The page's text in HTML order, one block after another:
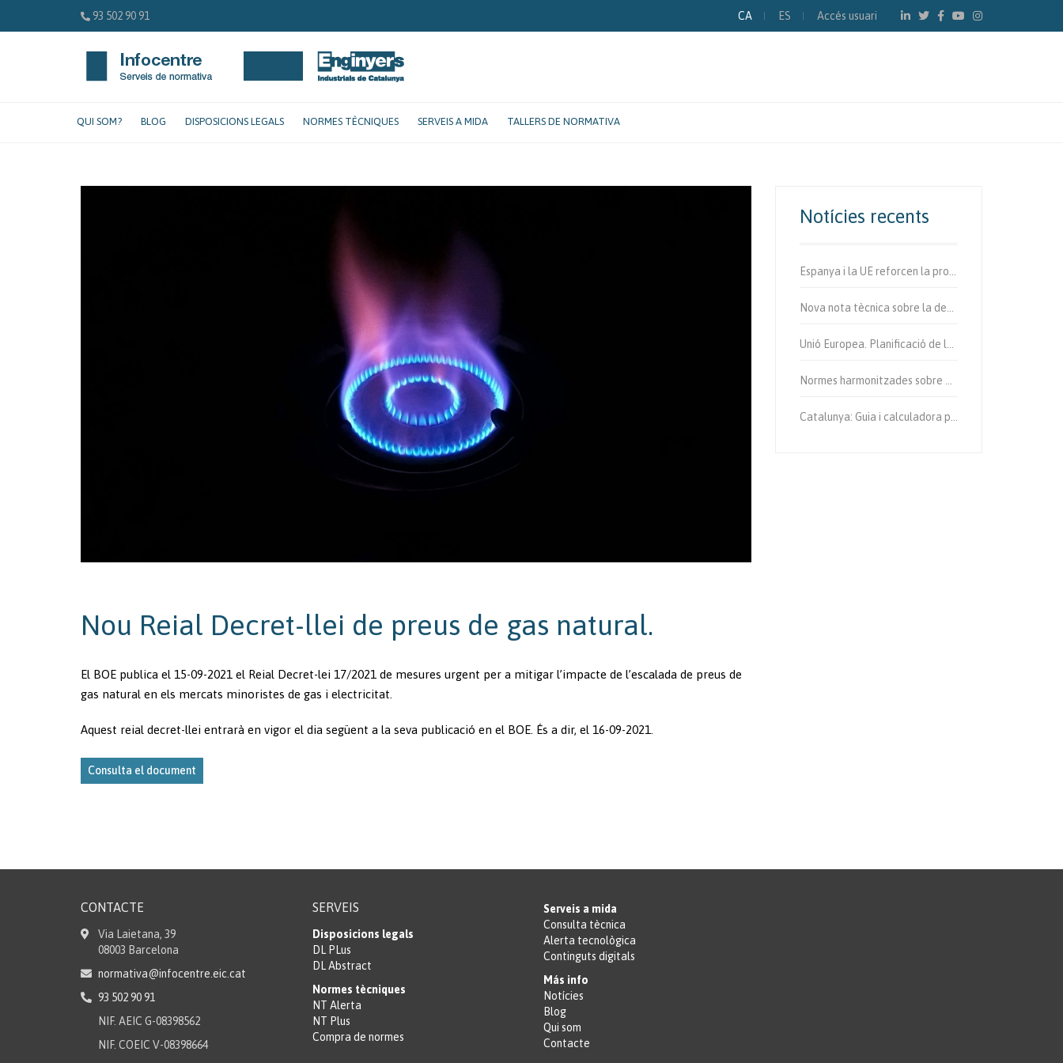
93 502 90 91 CA ES Accés usuari
QUI SOM? BLOG DISPOSICIONS LEGALS NORMES TÈCNIQUES SERVEIS A MIDA TALLERS DE NORMATIVA
Nou Reial Decret-llei de preus de gas natural.
El BOE publica el 15-09-2021 el Reial Decret-lei 17/2021 de mesures urgent per a mitigar l’impacte de l’escalada de preus de
gas natural en els mercats minoristes de gas i electricitat.
Aquest reial decret-llei entrarà en vigor el dia següent a la seva publicació en el BOE. És a dir, el 16-09-2021.
Consulta el document
Notícies recents
CONTACTE
Via Laietana, 39
08003 Barcelona
normativa@infocentre.eic.cat
93 502 90 91
NIF. AEIC G-08398562
NIF. COEIC V-08398664
SERVEIS
Disposicions legals
DL PLus
DL Abstract
Normes tècniques
NT Alerta
NT Plus
Compra de normes
Serveis a mida
Consulta tècnica
Alerta tecnològica
Continguts digitals
Más info
Notícies
Blog
Qui som
Contacte